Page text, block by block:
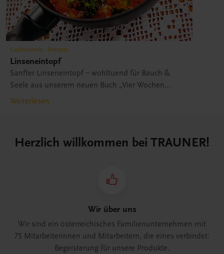
Gastronomie - Rezepte
Linseneintopf
Sanfter Linseneintopf – wohltuend für Bauch &
Seele aus unserem neuen Buch „Vier Wochen
heilsam kochen“.
Weiterlesen
Herzlich willkommen bei TRAUNER!
Wir über uns
Wir sind ein österreichisches Familienunternehmen mit
75 Mitarbeiterinnen und Mitarbeitern, die eines verbindet:
Begeisterung für unsere Produkte.